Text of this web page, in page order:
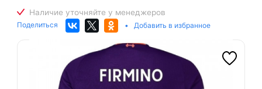
Поделиться • Добавить в избранное